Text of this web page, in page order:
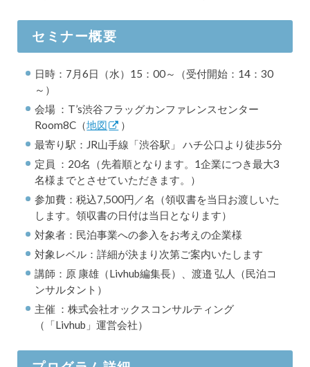
セミナー概要
日時：7月6日（水）15：00～（受付開始：14：30
～）
会場 ：T’s渋谷フラッグカンファレンスセンター
Room8C（地図
）
最寄り駅：JR山手線「渋谷駅」 ハチ公口より徒歩5分
定員 ：20名（先着順となります。1企業につき最大3
名様までとさせていただきます。）
参加費：税込7,500円／名（領収書を当日お渡しいた
します。領収書の日付は当日となります）
対象者：民泊事業への参入をお考えの企業様
対象レベル：詳細が決まり次第ご案内いたします
講師：原 康雄（Livhub編集長）、渡邉 弘人（民泊コ
ンサルタント）
主催 ：株式会社オックスコンサルティング
（「Livhub」運営会社）